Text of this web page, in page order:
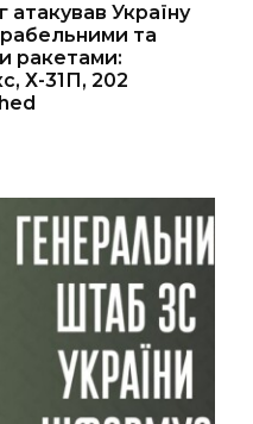
атакував Україну
та
ракетами:
Х-31П, 202